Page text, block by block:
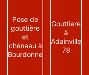
Pose de
gouttière
et
chéneau à
Bourdonne
Gouttiere
à
Adainville
78